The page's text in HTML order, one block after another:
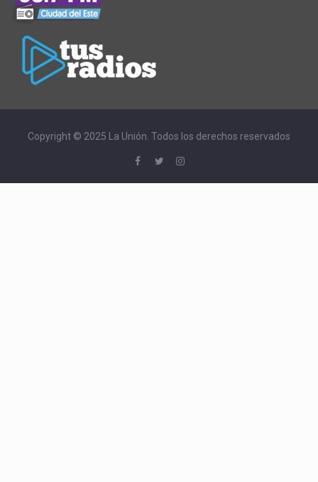
Copyright © 2025 La Unión. Todos los derechos reservados